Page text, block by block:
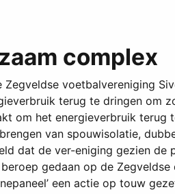
complex
voetbalvereniging
terug te dringen om
om het energieverbruik
van spouwisolatie,
dat de ver-eniging gezien
gedaan op de
een actie op touw